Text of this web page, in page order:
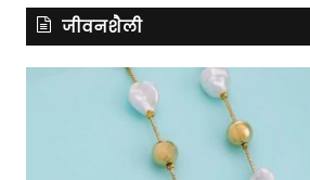
जीवनशैली